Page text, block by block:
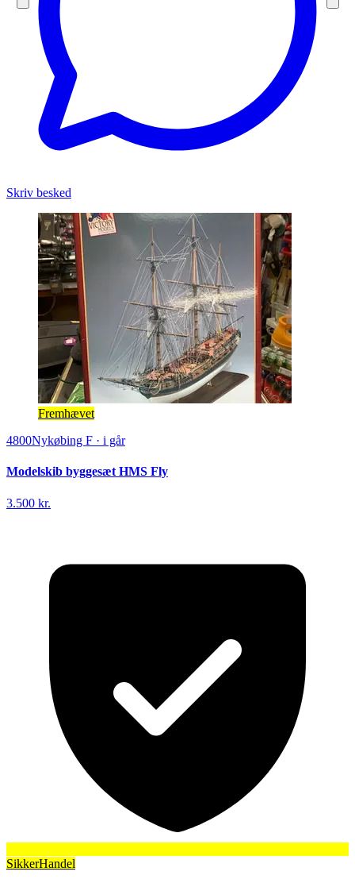
Skriv besked
Fremhævet
4800Nykøbing F · i går
Modelskib byggesæt HMS Fly
3.500 kr.
SikkerHandel